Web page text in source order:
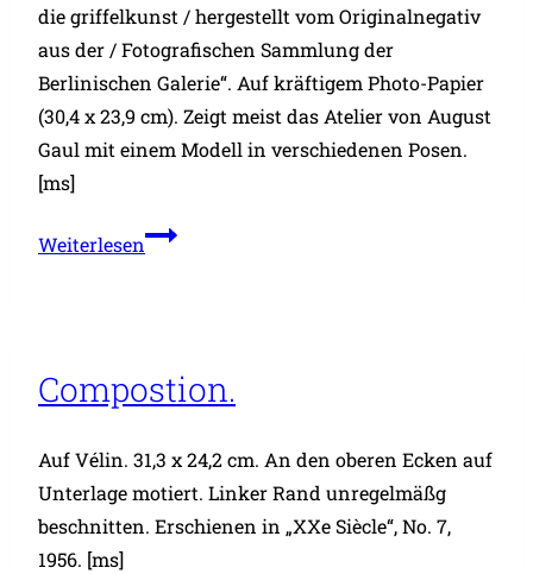
die griffelkunst / hergestellt vom Originalnegativ
aus der / Fotografischen Sammlung der
Berlinischen Galerie“. Auf kräftigem Photo-Papier
(30,4 x 23,9 cm). Zeigt meist das Atelier von August
Gaul mit einem Modell in verschiedenen Posen.
[ms]
WeiterlesenHeinrich
Compostion.
Auf Vélin. 31,3 x 24,2 cm. An den oberen Ecken auf
Unterlage motiert. Linker Rand unregelmäßg
beschnitten. Erschienen in „XXe Siècle“, No. 7,
1956. [ms]